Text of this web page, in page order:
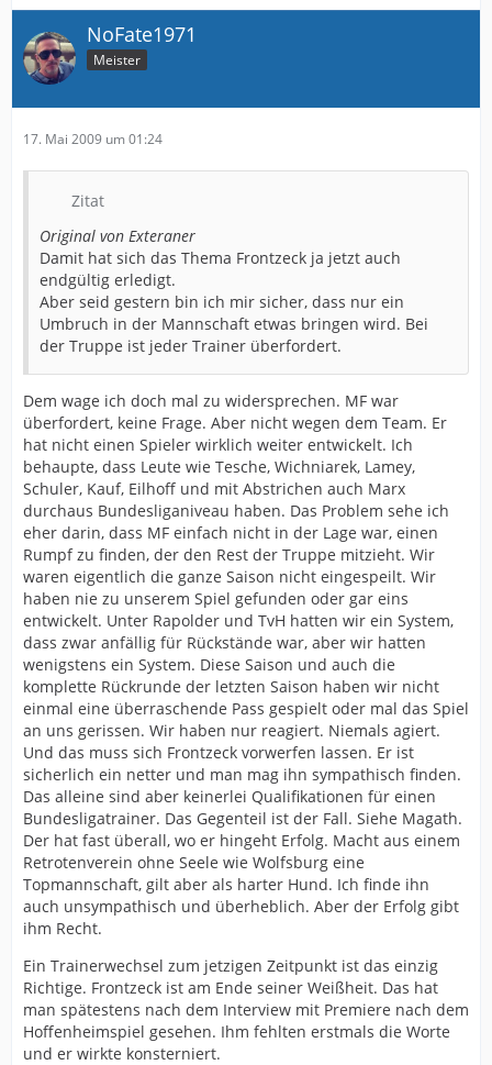
NoFate1971
Meister
17. Mai 2009 um 01:24
Zitat
Original von Exteraner
Damit hat sich das Thema Frontzeck ja jetzt auch
endgültig erledigt.
Aber seid gestern bin ich mir sicher, dass nur ein
Umbruch in der Mannschaft etwas bringen wird. Bei
der Truppe ist jeder Trainer überfordert.
Dem wage ich doch mal zu widersprechen. MF war
überfordert, keine Frage. Aber nicht wegen dem Team. Er
hat nicht einen Spieler wirklich weiter entwickelt. Ich
behaupte, dass Leute wie Tesche, Wichniarek, Lamey,
Schuler, Kauf, Eilhoff und mit Abstrichen auch Marx
durchaus Bundesliganiveau haben. Das Problem sehe ich
eher darin, dass MF einfach nicht in der Lage war, einen
Rumpf zu finden, der den Rest der Truppe mitzieht. Wir
waren eigentlich die ganze Saison nicht eingespeilt. Wir
haben nie zu unserem Spiel gefunden oder gar eins
entwickelt. Unter Rapolder und TvH hatten wir ein System,
dass zwar anfällig für Rückstände war, aber wir hatten
wenigstens ein System. Diese Saison und auch die
komplette Rückrunde der letzten Saison haben wir nicht
einmal eine überraschende Pass gespielt oder mal das Spiel
an uns gerissen. Wir haben nur reagiert. Niemals agiert.
Und das muss sich Frontzeck vorwerfen lassen. Er ist
sicherlich ein netter und man mag ihn sympathisch finden.
Das alleine sind aber keinerlei Qualifikationen für einen
Bundesligatrainer. Das Gegenteil ist der Fall. Siehe Magath.
Der hat fast überall, wo er hingeht Erfolg. Macht aus einem
Retrotenverein ohne Seele wie Wolfsburg eine
Topmannschaft, gilt aber als harter Hund. Ich finde ihn
auch unsympathisch und überheblich. Aber der Erfolg gibt
ihm Recht.
Ein Trainerwechsel zum jetzigen Zeitpunkt ist das einzig
Richtige. Frontzeck ist am Ende seiner Weißheit. Das hat
man spätestens nach dem Interview mit Premiere nach dem
Hoffenheimspiel gesehen. Ihm fehlten erstmals die Worte
und er wirkte konsterniert.